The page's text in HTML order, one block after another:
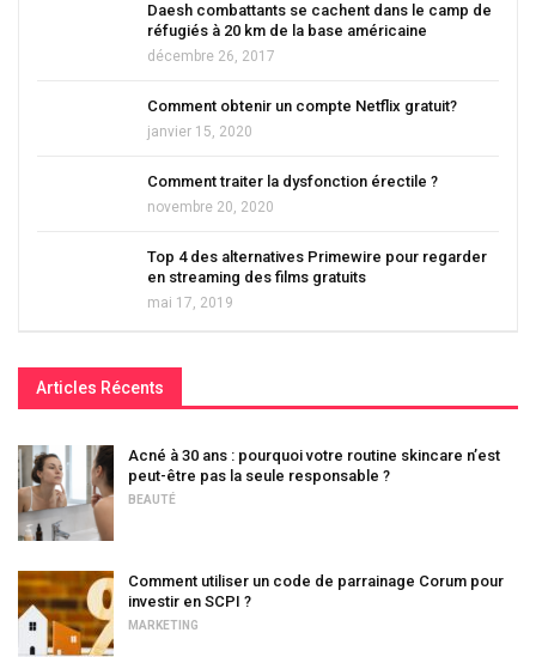
Daesh combattants se cachent dans le camp de
réfugiés à 20 km de la base américaine
décembre 26, 2017
Comment obtenir un compte Netflix gratuit?
janvier 15, 2020
Comment traiter la dysfonction érectile ?
novembre 20, 2020
Top 4 des alternatives Primewire pour regarder
en streaming des films gratuits
mai 17, 2019
Articles Récents
Acné à 30 ans : pourquoi votre routine skincare n’est
peut-être pas la seule responsable ?
BEAUTÉ
Comment utiliser un code de parrainage Corum pour
investir en SCPI ?
MARKETING